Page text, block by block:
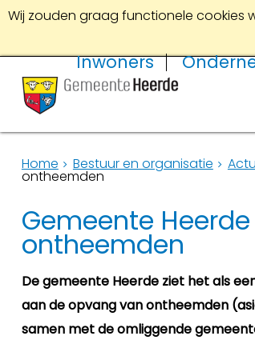
Wij zouden graag functionele cookies
Inwoners
Home Bestuur en organisatie
ontheemden
Gemeente
ontheemden
De gemeente Heerde ziet het als
aan de opvang van ontheemden
samen met de omliggende